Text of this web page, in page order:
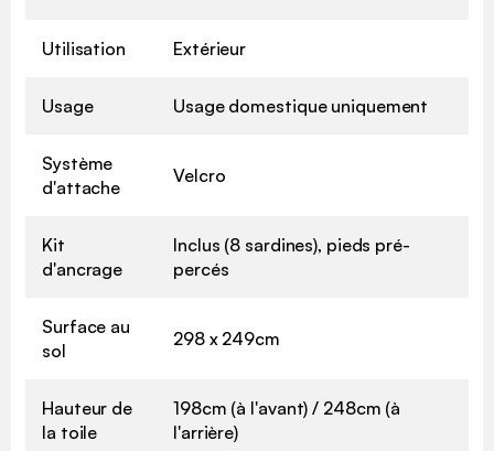
Utilisation Extérieur
Usage Usage domestique uniquement
Système
d'attache
Velcro
Kit
d'ancrage
Inclus (8 sardines), pieds pré-
percés
Surface au
sol
298 x 249cm
Hauteur de
la toile
198cm (à l'avant) / 248cm (à
l'arrière)